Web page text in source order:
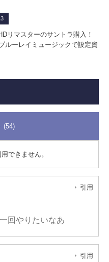
リマスターのサントラ購入！
ルーレイミュージックで設定資
(54)
できません。
引用
回やりたいなあ
引用